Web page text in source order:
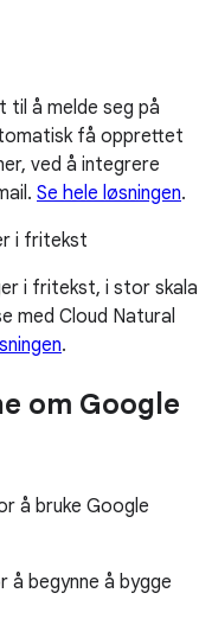
til å melde seg på
få opprettet
ved å integrere
Se hele løsningen.
i fritekst
i fritekst, i stor skala
med Cloud Natural
.
om Google
å bruke Google
å begynne å bygge